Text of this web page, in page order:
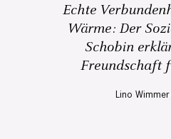
Echte
Wärme: Der
Schobin
Freundschaft
Lino Wimmer